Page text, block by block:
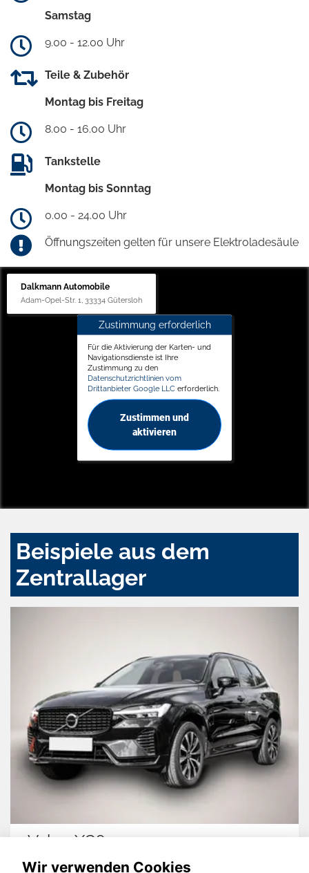
Samstag
9.00 - 12.00 Uhr
Teile & Zubehör
Montag bis Freitag
8.00 - 16.00 Uhr
Tankstelle
Montag bis Sonntag
0.00 - 24.00 Uhr
Öffnungszeiten gelten für unsere Elektroladesäule
Dalkmann Automobile
Adam-Opel-Str. 1, 33334 Gütersloh
Zustimmung erforderlich
Für die Aktivierung der Karten- und
Navigationsdienste ist Ihre
Zustimmung zu den
Datenschutzrichtlinien vom
Drittanbieter Google LLC erforderlich.
Zustimmen und
aktivieren
Beispiele aus dem
Zentrallager
Volvo XC60
Wir verwenden Cookies